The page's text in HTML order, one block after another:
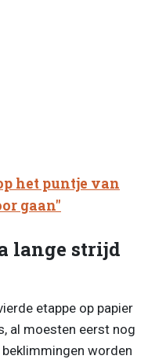
het puntje van
gaan"
lange strijd
etappe op papier
al moesten eerst nog
worden